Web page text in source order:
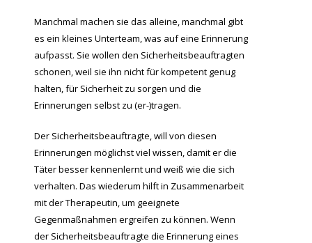
Manchmal machen sie das alleine, manchmal gibt
es ein kleines Unterteam, was auf eine Erinnerung
aufpasst. Sie wollen den Sicherheitsbeauftragten
schonen, weil sie ihn nicht für kompetent genug
halten, für Sicherheit zu sorgen und die
Erinnerungen selbst zu (er-)tragen.
Der Sicherheitsbeauftragte, will von diesen
Erinnerungen möglichst viel wissen, damit er die
Täter besser kennenlernt und weiß wie die sich
verhalten. Das wiederum hilft in Zusammenarbeit
mit der Therapeutin, um geeignete
Gegenmaßnahmen ergreifen zu können. Wenn
der Sicherheitsbeauftragte die Erinnerung eines